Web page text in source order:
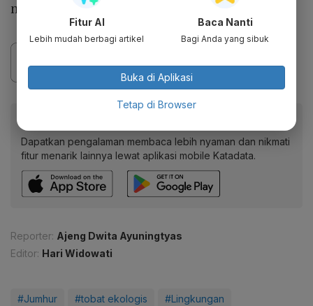
melakukan pertobatan ekologis,” ujar dia.
Dapatkan pengalaman membaca lebih nyaman dan nikmati
fitur menarik lainnya lewat aplikasi mobile Katadata.
Reporter: Ajeng Dwita Ayuningtyas
Editor: Hari Widowati
#Jumhur #tobat ekologis #Lingkungan
Fitur AI
Lebih mudah berbagi artikel
Baca Nanti
Bagi Anda yang sibuk
Buka di Aplikasi
Tetap di Browser